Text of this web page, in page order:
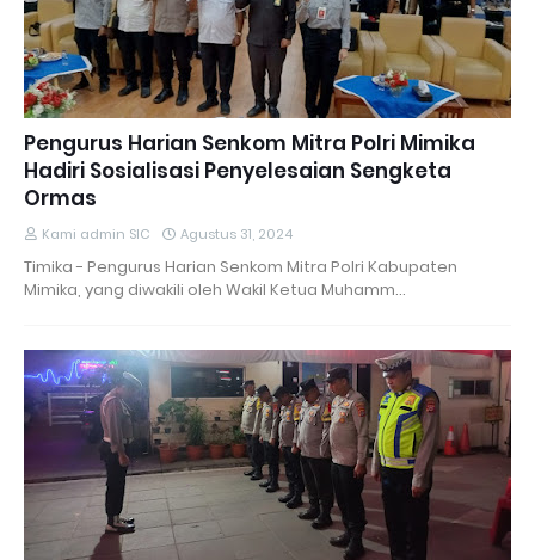
Pengurus Harian Senkom Mitra Polri Mimika
Hadiri Sosialisasi Penyelesaian Sengketa
Ormas
Kami admin SIC Agustus 31, 2024
Timika - Pengurus Harian Senkom Mitra Polri Kabupaten
Mimika, yang diwakili oleh Wakil Ketua Muhamm…